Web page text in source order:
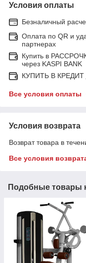
Условия оплаты
Безналичный
Оплата по QR и
партнерах
Купить в
через KASPI BANK
КУПИТЬ В КРЕДИТ
Все условия оплаты
Условия возврата
Возврат товара в
Все условия
Подобные товары